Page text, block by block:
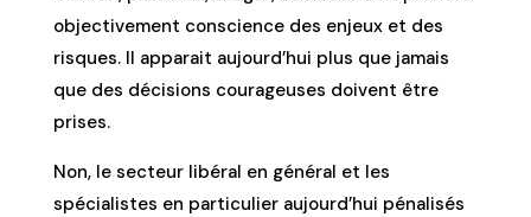
objectivement conscience des enjeux et des
risques. Il apparait aujourd’hui plus que jamais
que des décisions courageuses doivent être
prises.
Non, le secteur libéral en général et les
spécialistes en particulier aujourd’hui pénalisés